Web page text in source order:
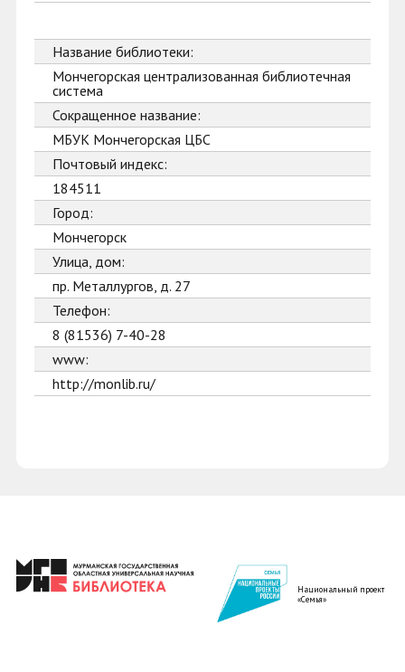
Название библиотеки:
Мончегорская централизованная библиотечная
система
Сокращенное название:
МБУК Мончегорская ЦБС
Почтовый индекс:
184511
Город:
Мончегорск
Улица, дом:
пр. Металлургов, д. 27
Телефон:
8 (81536) 7-40-28
www:
http://monlib.ru/
Национальный проект
«Семья»